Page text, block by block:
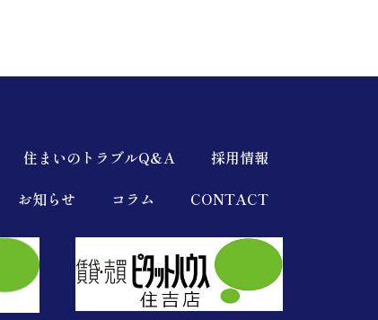
住まいのトラブルQ&A
採用情報
お知らせ
コラム CONTACT